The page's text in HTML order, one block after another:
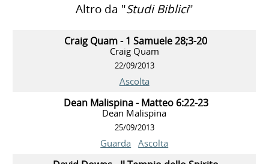
Altro da "Studi Biblici"
Craig Quam - 1 Samuele 28;3-20
Craig Quam
22/09/2013
Ascolta
Dean Malispina - Matteo 6:22-23
Dean Malispina
25/09/2013
Guarda Ascolta